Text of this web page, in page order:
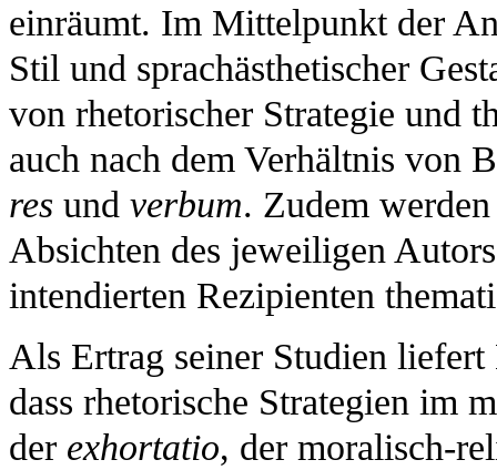
einräumt. Im Mittelpunkt der
Stil und sprachästhetischer
von rhetorischer Strategie und
auch nach dem Verhältnis von
res und verbum. Zudem
Absichten des jeweiligen
intendierten Rezipienten
Als Ertrag seiner Studien
dass rhetorische Strategien im
der exhortatio, der moralisch-